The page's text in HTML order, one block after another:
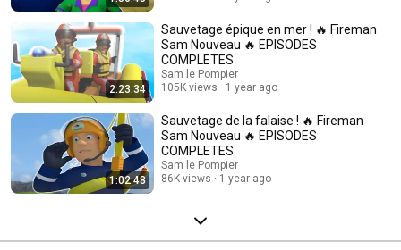
2:23:34
Sauvetage épique en mer ! 🔥 Fireman
Sam Nouveau 🔥 EPISODES
COMPLETES
Sam le Pompier
105K views
1 year ago
1:02:48
Sauvetage de la falaise ! 🔥 Fireman
Sam Nouveau 🔥 EPISODES
COMPLETES
Sam le Pompier
86K views
1 year ago